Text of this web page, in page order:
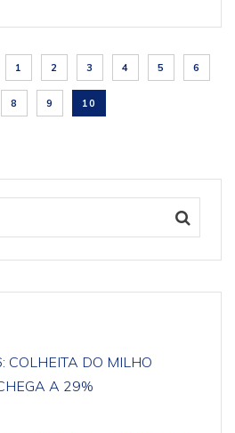
1 2 3 4 5 6
8 9 10
COLHEITA DO MILHO
A 29%